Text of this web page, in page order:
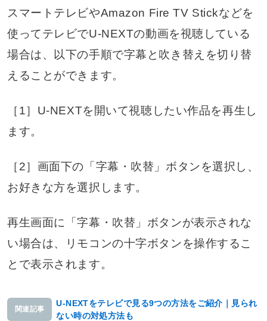
スマートテレビやAmazon Fire TV Stickなどを
使ってテレビでU-NEXTの動画を視聴している
場合は、以下の手順で字幕と吹き替えを切り替
えることができます。
［1］U-NEXTを開いて視聴したい作品を再生し
ます。
［2］画面下の「字幕・吹替」ボタンを選択し、
お好きな方を選択します。
再生画面に「字幕・吹替」ボタンが表示されな
い場合は、リモコンの十字ボタンを操作するこ
とで表示されます。
関連記事
U-NEXTをテレビで見る9つの方法をご紹介｜見られ
ない時の対処方法も